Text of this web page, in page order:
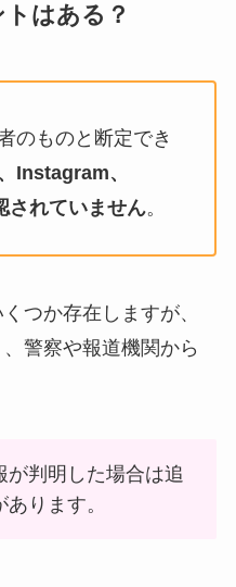
はある？
のものと断定でき
Instagram、
されていません。
つか存在しますが、
警察や報道機関から
が判明した場合は追
ります。